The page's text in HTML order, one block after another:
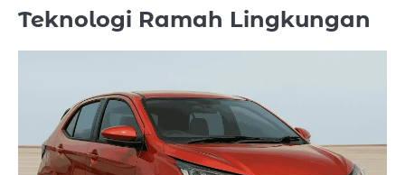
Teknologi Ramah Lingkungan